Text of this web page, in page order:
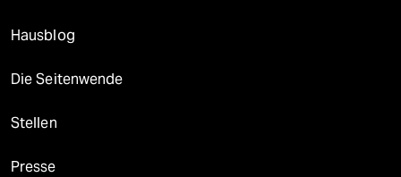
Hausblog
Die Seitenwende
Stellen
Presse